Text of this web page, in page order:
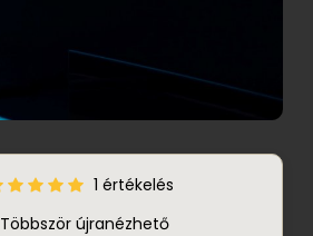
1 értékelés
Többször újranézhető